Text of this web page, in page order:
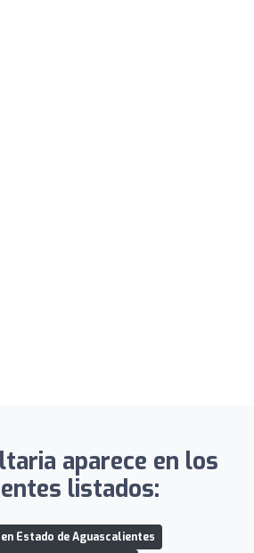
aparece en los
listados:
Estado de Aguascalientes